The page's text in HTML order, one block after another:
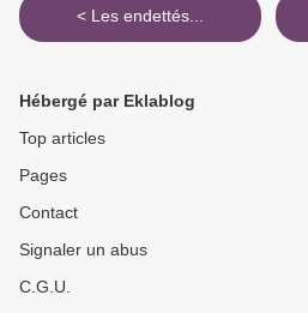
< Les endettés...
Hébergé par Eklablog
Top articles
Pages
Contact
Signaler un abus
C.G.U.